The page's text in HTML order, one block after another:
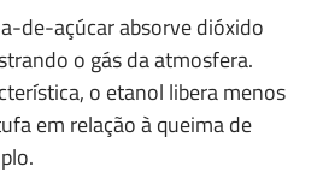
de-açúcar absorve dióxido
o gás da atmosfera.
o etanol libera menos
em relação à queima de